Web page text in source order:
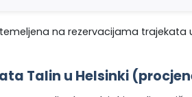
na rezervacijama
Talin u Helsinki